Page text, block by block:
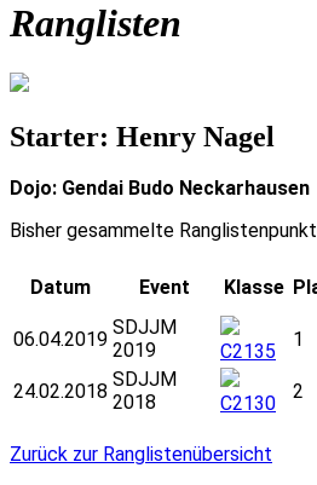
Ranglisten
Starter: Henry Nagel
Dojo: Gendai Budo Neckarhausen
Bisher gesammelte
Datum Event Klasse
06.04.2019
SDJJM
2019
C2135
1
24.02.2018
SDJJM
2018
C2130
2
Zurück zur Ranglistenübersicht